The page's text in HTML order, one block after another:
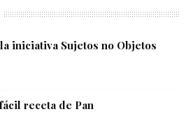
iniciativa Sujetos no Objetos
receta de Pan